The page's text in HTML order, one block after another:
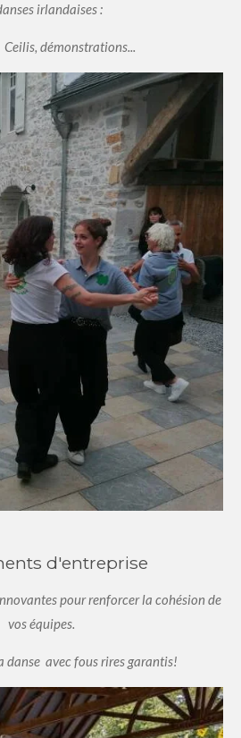
irlandaises :
démonstrations...
d'entreprise
pour renforcer la cohésion de
vos équipes.
danse avec fous rires garantis!